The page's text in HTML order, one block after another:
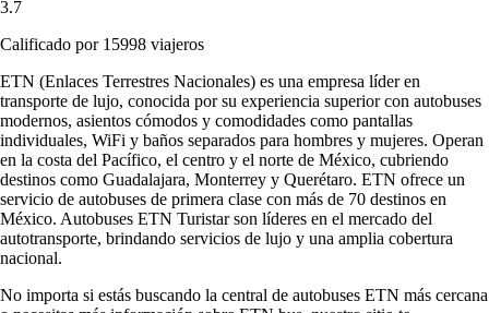
3.7
Calificado por 15998 viajeros
ETN (Enlaces Terrestres Nacionales) es una empresa líder en
transporte de lujo, conocida por su experiencia superior con autobuses
modernos, asientos cómodos y comodidades como pantallas
individuales, WiFi y baños separados para hombres y mujeres. Operan
en la costa del Pacífico, el centro y el norte de México, cubriendo
destinos como Guadalajara, Monterrey y Querétaro. ETN ofrece un
servicio de autobuses de primera clase con más de 70 destinos en
México. Autobuses ETN Turistar son líderes en el mercado del
autotransporte, brindando servicios de lujo y una amplia cobertura
nacional.
No importa si estás buscando la central de autobuses ETN más cercana